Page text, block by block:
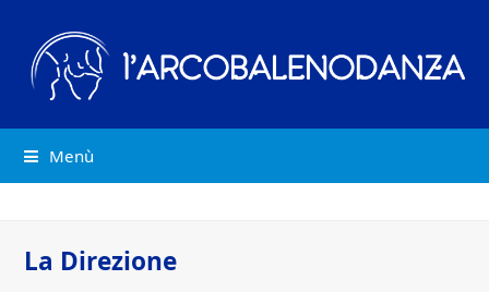
Menù
La Direzione